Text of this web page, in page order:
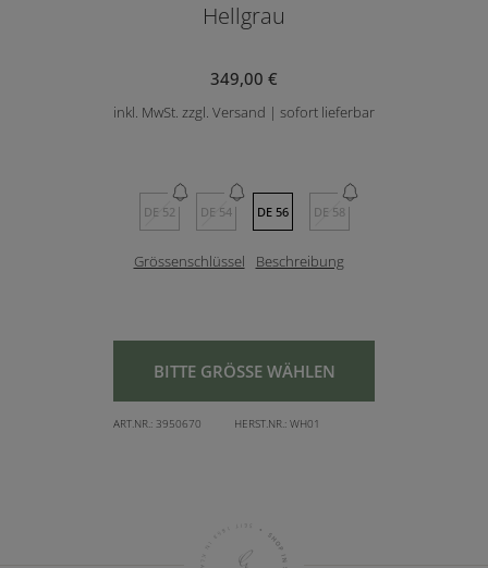
Hellgrau
349,00 €
inkl. MwSt. zzgl. Versand | sofort lieferbar
DE 52 DE 54 DE 56 DE 58
Grössenschlüssel Beschreibung
BITTE GRÖSSE WÄHLEN
ART.NR.: 3950670 HERST.NR.: WH01